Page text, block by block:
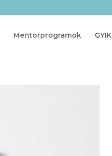
Mentorprogramok GYIK